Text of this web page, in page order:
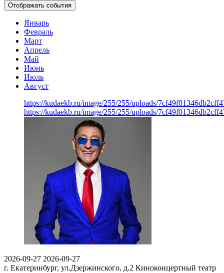
Отображать события
Январь
Февраль
Март
Апрель
Май
Июнь
Июль
Август
https://kudaekb.ru/image/255/255/uploads/
https://kudaekb.ru/image/255/255/uploads/
2026-09-27 2026-09-27
г. Екатеринбург, ул.Дзержинского, д.2 Киноконцертный театр